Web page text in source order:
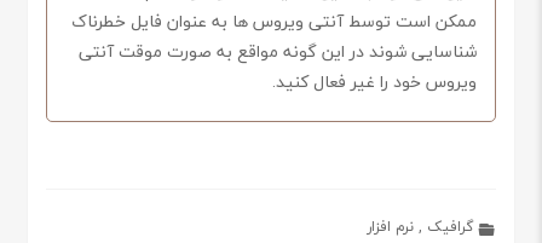
ممکن است توسط آنتی ویروس ها به عنوان فایل خطرناک
شناسایی شوند در این گونه مواقع به صورت موقت آنتی
ویروس خود را غیر فعال کنید.
گرافیک ,نرم افزار